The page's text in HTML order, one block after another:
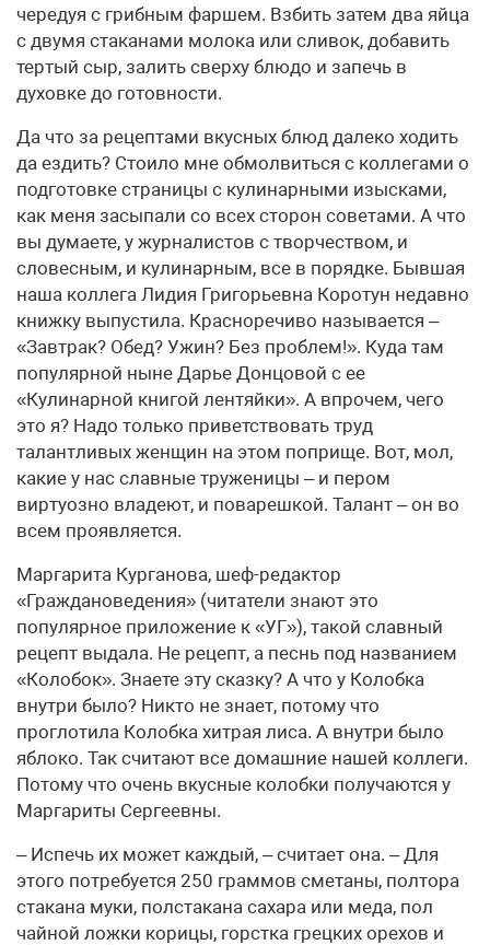
чередуя с грибным фаршем. Взбить затем два яйца
с двумя стаканами молока или сливок, добавить
тертый сыр, залить сверху блюдо и запечь в
духовке до готовности.
Да что за рецептами вкусных блюд далеко ходить
да ездить? Стоило мне обмолвиться с коллегами о
подготовке страницы с кулинарными изысками,
как меня засыпали со всех сторон советами. А что
вы думаете, у журналистов с творчеством, и
словесным, и кулинарным, все в порядке. Бывшая
наша коллега Лидия Григорьевна Коротун недавно
книжку выпустила. Красноречиво называется –
«Завтрак? Обед? Ужин? Без проблем!». Куда там
популярной ныне Дарье Донцовой с ее
«Кулинарной книгой лентяйки». А впрочем, чего
это я? Надо только приветствовать труд
талантливых женщин на этом поприще. Вот, мол,
какие у нас славные труженицы – и пером
виртуозно владеют, и поварешкой. Талант – он во
всем проявляется.
Маргарита Курганова, шеф-редактор
«Граждановедения» (читатели знают это
популярное приложение к «УГ»), такой славный
рецепт выдала. Не рецепт, а песнь под названием
«Колобок». Знаете эту сказку? А что у Колобка
внутри было? Никто не знает, потому что
проглотила Колобка хитрая лиса. А внутри было
яблоко. Так считают все домашние нашей коллеги.
Потому что очень вкусные колобки получаются у
Маргариты Сергеевны.
– Испечь их может каждый, – считает она. – Для
этого потребуется 250 граммов сметаны, полтора
стакана муки, полстакана сахара или меда, пол
чайной ложки корицы, горстка грецких орехов и